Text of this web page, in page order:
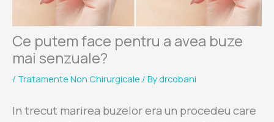
Ce putem face pentru a avea buze
mai senzuale?
/ Tratamente Non Chirurgicale / Bydrcobani
In trecut marirea buzelor era un procedeu care